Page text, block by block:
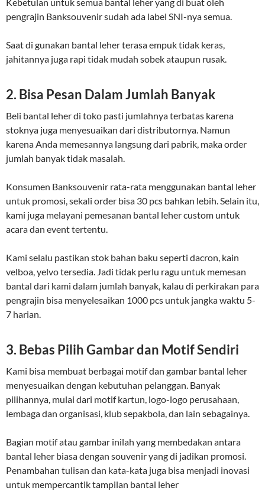
pengrajin Banksouvenir sudah ada label SNI-nya semua.
Saat di gunakan bantal leher terasa empuk tidak keras,
jahitannya juga rapi tidak mudah sobek ataupun rusak.
2. Bisa Pesan Dalam Jumlah Banyak
Beli bantal leher di toko pasti jumlahnya terbatas karena
stoknya juga menyesuaikan dari distributornya. Namun
karena Anda memesannya langsung dari pabrik, maka order
jumlah banyak tidak masalah.
Konsumen Banksouvenir rata-rata menggunakan bantal leher
untuk promosi, sekali order bisa 30 pcs bahkan lebih. Selain itu,
kami juga melayani pemesanan bantal leher custom untuk
acara dan event tertentu.
Kami selalu pastikan stok bahan baku seperti dacron, kain
velboa, yelvo tersedia. Jadi tidak perlu ragu untuk memesan
bantal dari kami dalam jumlah banyak, kalau di perkirakan para
pengrajin bisa menyelesaikan 1000 pcs untuk jangka waktu 5-
7 harian.
3. Bebas Pilih Gambar dan Motif Sendiri
Kami bisa membuat berbagai motif dan gambar bantal leher
menyesuaikan dengan kebutuhan pelanggan. Banyak
pilihannya, mulai dari motif kartun, logo-logo perusahaan,
lembaga dan organisasi, klub sepakbola, dan lain sebagainya.
Bagian motif atau gambar inilah yang membedakan antara
bantal leher biasa dengan souvenir yang di jadikan promosi.
Penambahan tulisan dan kata-kata juga bisa menjadi inovasi
untuk mempercantik tampilan bantal leher